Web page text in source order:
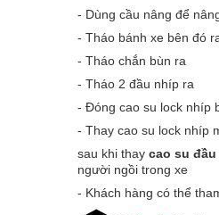
- Dùng cầu nâng để
- Tháo bánh xe bên đó
- Tháo chắn bùn ra
- Tháo 2 đầu nhíp ra
- Đóng cao su lock nhíp
- Thay cao su lock nhíp
sau khi thay cao su
người ngồi trong xe
- Khách hàng có thể